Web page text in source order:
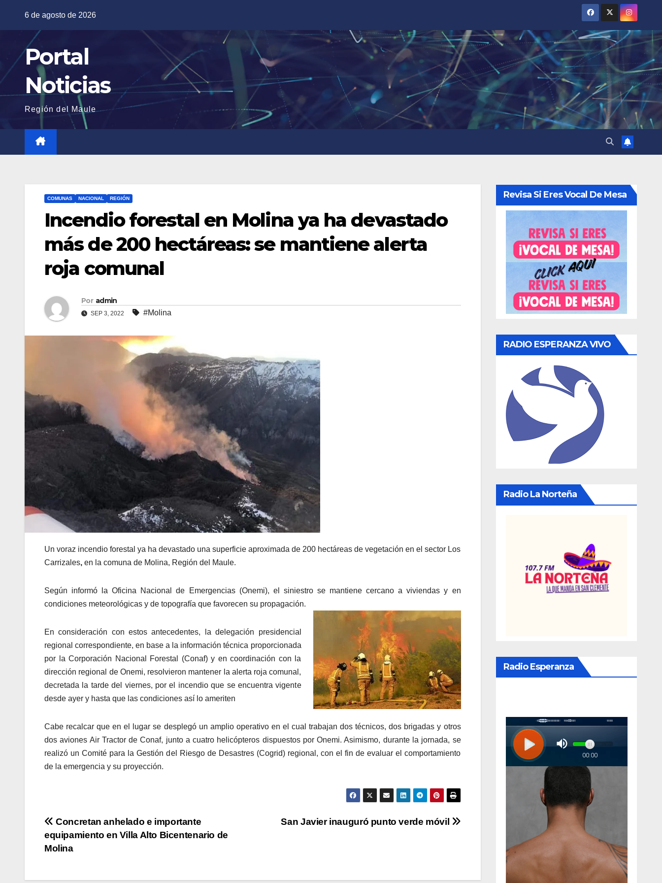
contenido
6 de agosto de 2026
Portal
Noticias
Región del Maule
COMUNAS NACIONAL REGIÓN
Incendio forestal en Molina ya ha devastado
más de 200 hectáreas: se mantiene alerta
roja comunal
Por admin
SEP 3, 2022 #Molina
Un voraz incendio forestal ya ha devastado una superficie aproximada de 200 hectáreas de vegetación en el sector Los
Carrizales, en la comuna de Molina, Región del Maule.
Según informó la Oficina Nacional de Emergencias (Onemi), el siniestro se mantiene cercano a viviendas y en
condiciones meteorológicas y de topografía que favorecen su propagación.
En consideración con estos antecedentes, la delegación presidencial
regional correspondiente, en base a la información técnica proporcionada
por la Corporación Nacional Forestal (Conaf) y en coordinación con la
dirección regional de Onemi, resolvieron mantener la alerta roja comunal,
decretada la tarde del viernes, por el incendio que se encuentra vigente
desde ayer y hasta que las condiciones así lo ameriten
Cabe recalcar que en el lugar se desplegó un amplio operativo en el cual trabajan dos técnicos, dos brigadas y otros
dos aviones Air Tractor de Conaf, junto a cuatro helicópteros dispuestos por Onemi. Asimismo, durante la jornada, se
realizó un Comité para la Gestión del Riesgo de Desastres (Cogrid) regional, con el fin de evaluar el comportamiento
de la emergencia y su proyección.
Navegación
de
San Javier inauguró punto verde móvil
Concretan anhelado e importante
equipamiento en Villa Alto Bicentenario de
Molina
Revisa Si Eres Vocal De Mesa
RADIO ESPERANZA VIVO
Radio La Norteña
Radio Esperanza